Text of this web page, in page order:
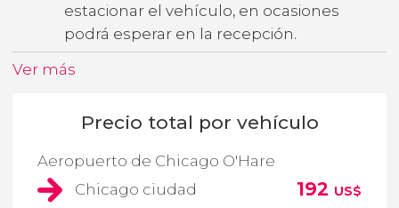
estacionar el vehículo, en ocasiones
podrá esperar en la recepción.
Ver más
Precio total por vehículo
Aeropuerto de Chicago O'Hare
Chicago ciudad
192 US$